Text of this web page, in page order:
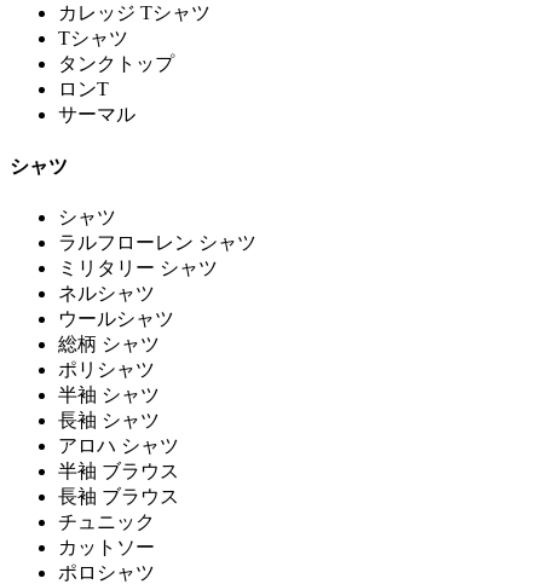
カレッジ Tシャツ
Tシャツ
タンクトップ
ロンT
サーマル
シャツ
シャツ
ラルフローレン シャツ
ミリタリー シャツ
ネルシャツ
ウールシャツ
総柄 シャツ
ポリシャツ
半袖 シャツ
長袖 シャツ
アロハ シャツ
半袖 ブラウス
長袖 ブラウス
チュニック
カットソー
ポロシャツ